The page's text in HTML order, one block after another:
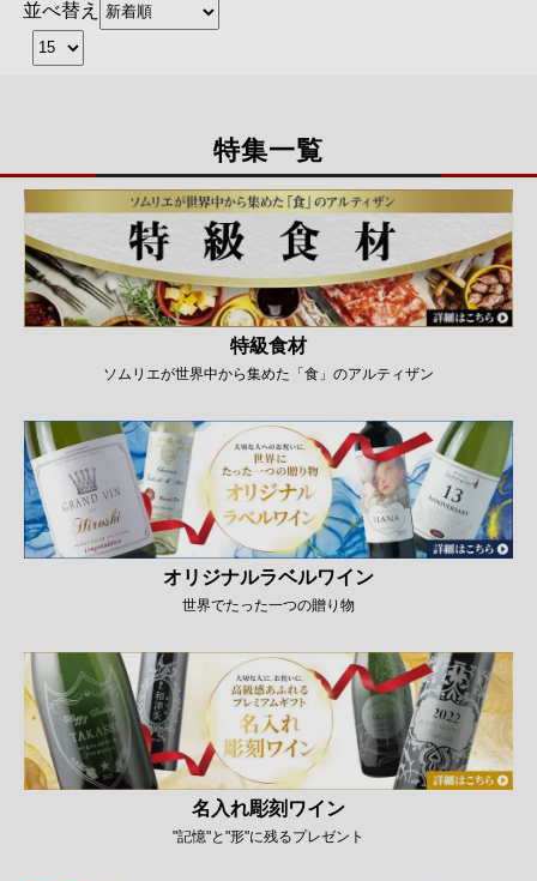
並べ替え
特集一覧
特級食材
ソムリエが世界中から集めた「食」のアルティザン
オリジナルラベルワイン
世界でたった一つの贈り物
名入れ彫刻ワイン
"記憶"と"形"に残るプレゼント